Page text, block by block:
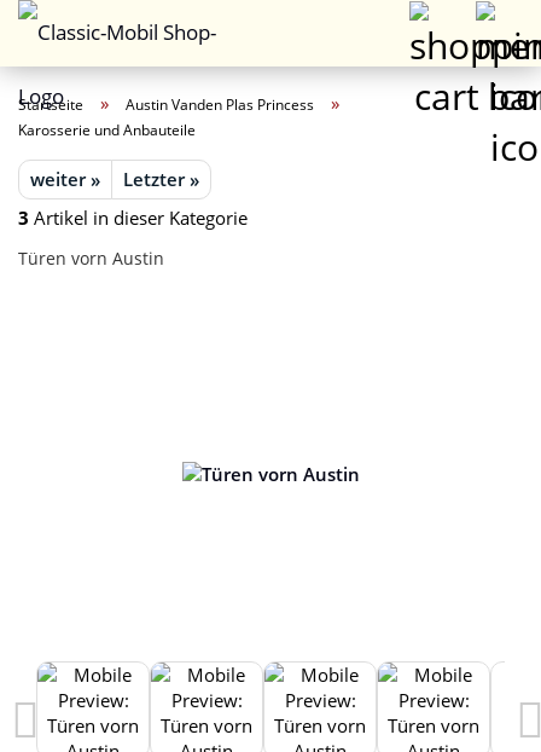
Startseite » Austin Vanden Plas Princess »
Karosserie und Anbauteile
weiter »
Letzter »
3 Artikel in dieser Kategorie
Türen vorn Austin